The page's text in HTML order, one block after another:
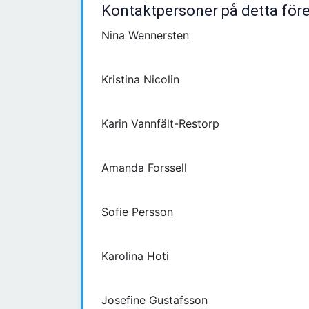
Kontaktpersoner på detta
Nina Wennersten
Kristina Nicolin
Karin Vannfält-Restorp
Amanda Forssell
Sofie Persson
Karolina Hoti
Josefine Gustafsson